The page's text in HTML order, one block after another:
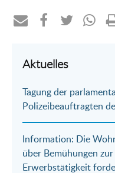
per
Mail
auf
Aktuelles
Tagung der
Polizeibeauftragten
Information: Die
über Bemühungen
Erwerbstätigkeit